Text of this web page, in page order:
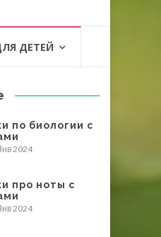
ДЕТЕЙ
по биологии с
2024
про ноты с
2024